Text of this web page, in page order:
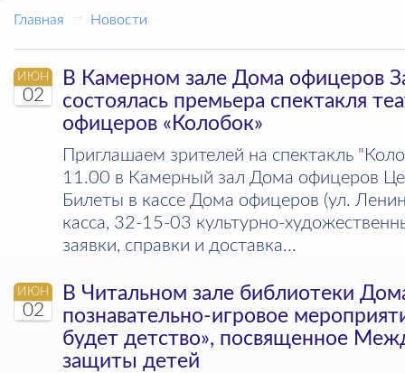
Главная → Новости
ИЮН
02
В Камерном зале Дома офицеров
состоялась премьера спектакля
офицеров «Колобок»
Приглашаем зрителей на спектакль
11.00 в Камерный зал Дома офицеров
Билеты в кассе Дома офицеров (ул.
касса, 32-15-03 культурно-
заявки, справки и доставка...
ИЮН
02
В Читальном зале библиотеки
познавательно-игровое
будет детство», посвященное
защиты детей